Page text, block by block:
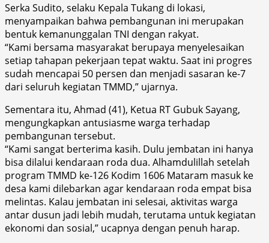
Serka Sudito, selaku Kepala Tukang di lokasi,
menyampaikan bahwa pembangunan ini merupakan
bentuk kemanunggalan TNI dengan rakyat.
“Kami bersama masyarakat berupaya menyelesaikan
setiap tahapan pekerjaan tepat waktu. Saat ini progres
sudah mencapai 50 persen dan menjadi sasaran ke-7
dari seluruh kegiatan TMMD,” ujarnya.
Sementara itu, Ahmad (41), Ketua RT Gubuk Sayang,
mengungkapkan antusiasme warga terhadap
pembangunan tersebut.
“Kami sangat berterima kasih. Dulu jembatan ini hanya
bisa dilalui kendaraan roda dua. Alhamdulillah setelah
program TMMD ke-126 Kodim 1606 Mataram masuk ke
desa kami dilebarkan agar kendaraan roda empat bisa
melintas. Kalau jembatan ini selesai, aktivitas warga
antar dusun jadi lebih mudah, terutama untuk kegiatan
ekonomi dan sosial,” ucapnya dengan penuh harap.